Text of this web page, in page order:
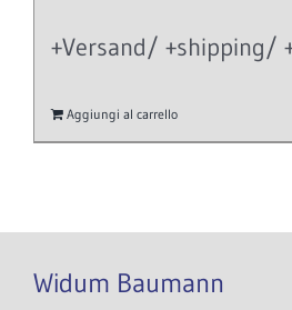
+Versand/ +shipping/
Aggiungi al carrello
Widum Baumann